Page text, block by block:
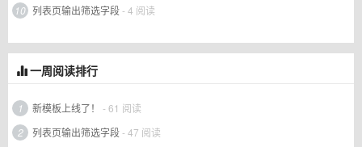
10 列表页输出筛选字段- 4 阅读
一周阅读排行
1 新模板上线了！
- 61 阅读
2
列表页输出筛选字段- 47 阅读